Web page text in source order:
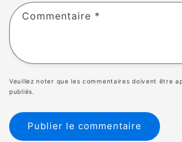
Commentaire *
Veuillez noter que les commentaires doivent être
publiés.